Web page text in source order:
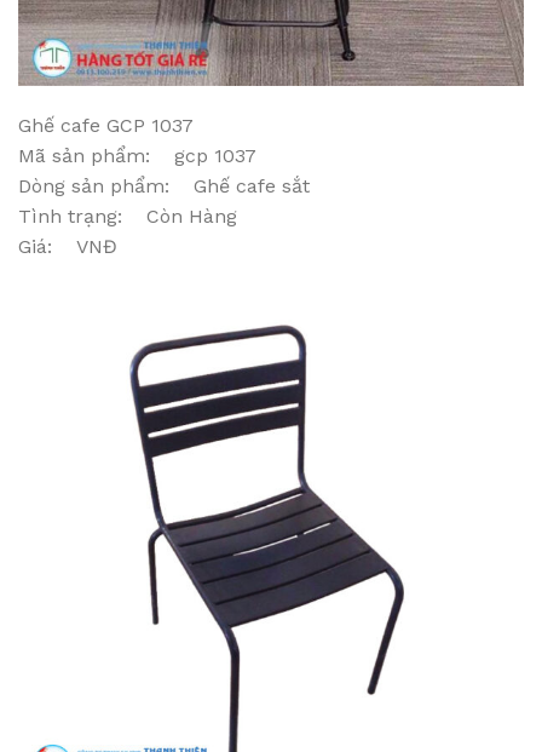
Ghế cafe GCP 1037
Mã sản phẩm: gcp 1037
Dòng sản phẩm: Ghế cafe sắt
Tình trạng: Còn Hàng
Giá: VNĐ